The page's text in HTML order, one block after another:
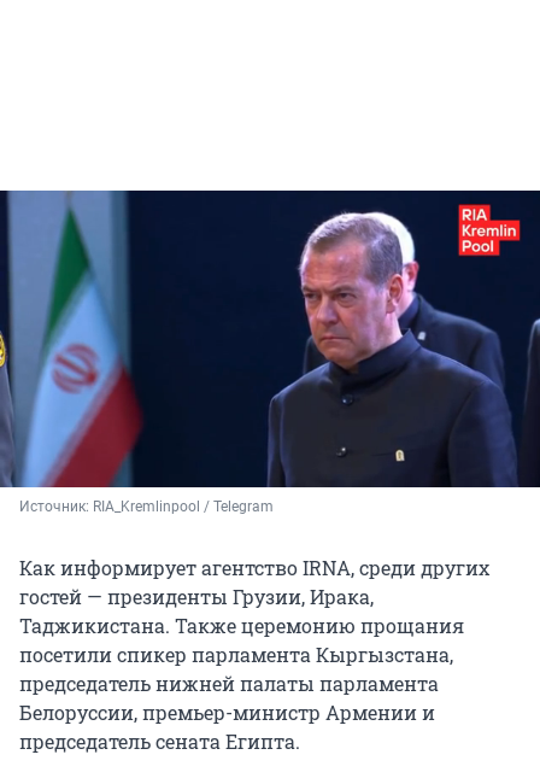
Источник: RIA_Kremlinpool / Telegram
Как информирует агентство IRNA, среди других
гостей — президенты Грузии, Ирака,
Таджикистана. Также церемонию прощания
посетили спикер парламента Кыргызстана,
председатель нижней палаты парламента
Белоруссии, премьер-министр Армении и
председатель сената Египта.